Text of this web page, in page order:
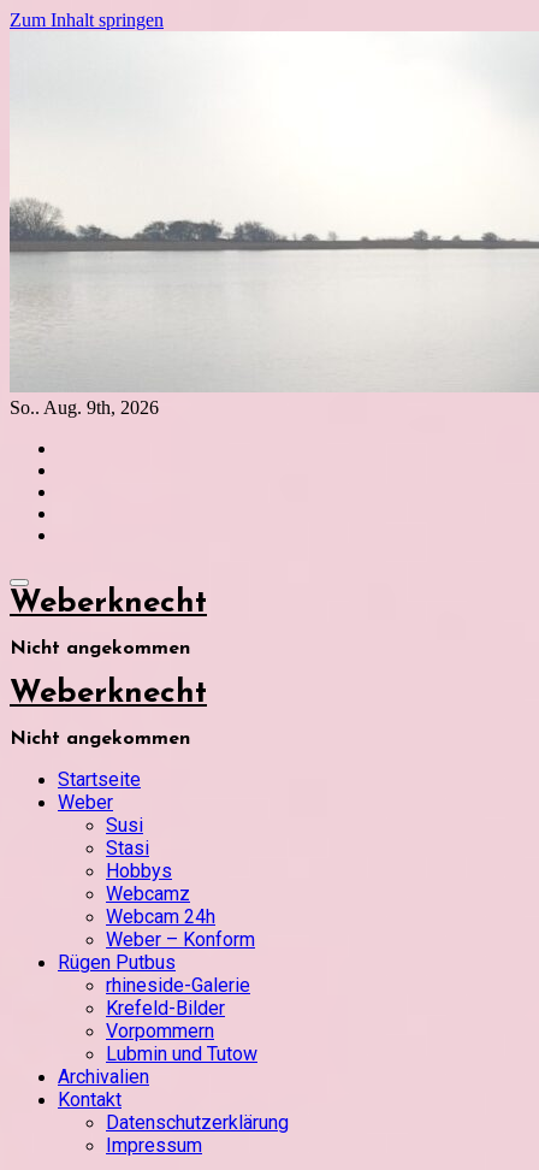
Zum Inhalt springen
So.. Aug. 9th, 2026
Weberknecht
Nicht angekommen
Weberknecht
Nicht angekommen
Startseite
Weber
Susi
Stasi
Hobbys
Webcamz
Webcam 24h
Weber – Konform
Rügen Putbus
rhineside-Galerie
Krefeld-Bilder
Vorpommern
Lubmin und Tutow
Archivalien
Kontakt
Datenschutzerklärung
Impressum